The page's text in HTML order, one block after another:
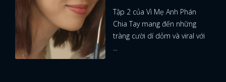
Tập 2 của Vì Mẹ Anh Phán
Chia Tay mang đến những
tràng cười dí dỏm và viral với